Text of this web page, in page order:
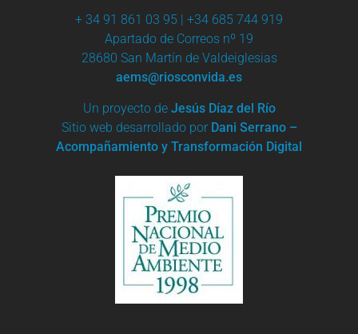
+ 34 91 861 03 95 | +34 685 744 919
Apartado de Correos nº 19
28680 San Martín de Valdeiglesias
aems@riosconvida.es
Un proyecto de Jesús Díaz del Río
Sitio web desarrollado por Dani Serrano –
Acompañamiento y Transformación Digital